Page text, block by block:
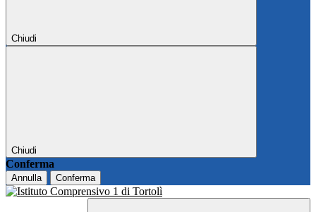
Chiudi
Chiudi
Conferma
Annulla Conferma